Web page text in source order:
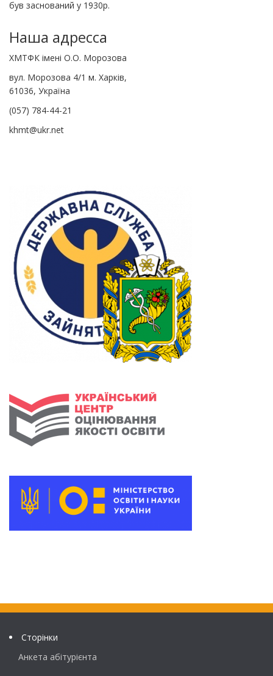
був заснований у 1930р.
Наша адресса
ХМТФК імені О.О. Морозова
вул. Морозова 4/1 м. Харків,
61036, Україна
(057) 784-44-21
khmt@ukr.net
Сторінки
Анкета абітурієнта